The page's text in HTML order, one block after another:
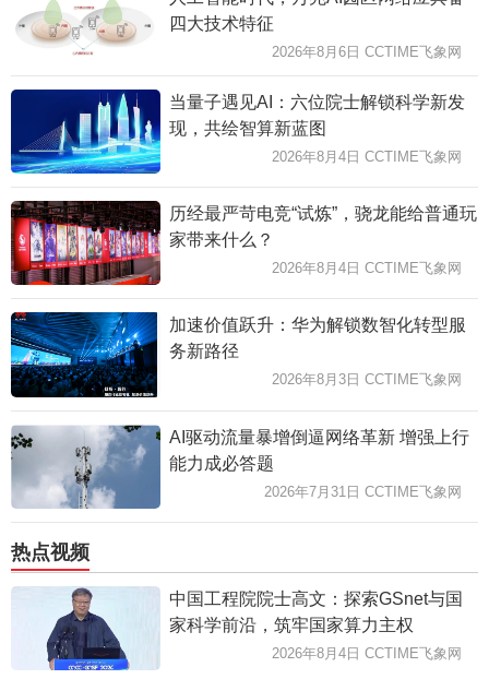
四大技术特征
2026年8月6日 CCTIME飞象网
当量子遇见AI：六位院士解锁科学新发
现，共绘智算新蓝图
2026年8月4日 CCTIME飞象网
历经最严苛电竞“试炼”，骁龙能给普通玩
家带来什么？
2026年8月4日 CCTIME飞象网
加速价值跃升：华为解锁数智化转型服
务新路径
2026年8月3日 CCTIME飞象网
AI驱动流量暴增倒逼网络革新 增强上行
能力成必答题
2026年7月31日 CCTIME飞象网
热点视频
中国工程院院士高文：探索GSnet与国
家科学前沿，筑牢国家算力主权
2026年8月4日 CCTIME飞象网